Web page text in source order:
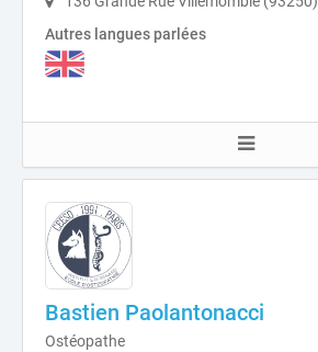
Autres langues parlées
Bastien Paolantonacci
Ostéopathe